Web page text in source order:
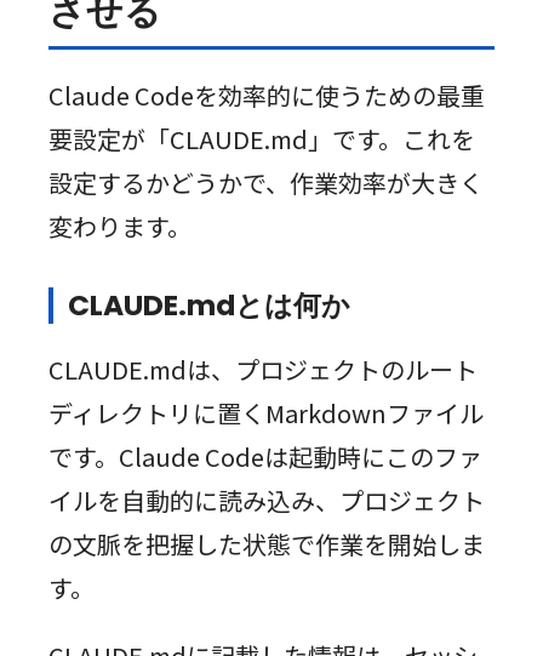
させる
Claude Codeを効率的に使うための最重
要設定が「CLAUDE.md」です。これを
設定するかどうかで、作業効率が大きく
変わります。
CLAUDE.mdとは何か
CLAUDE.mdは、プロジェクトのルート
ディレクトリに置くMarkdownファイル
です。Claude Codeは起動時にこのファ
イルを自動的に読み込み、プロジェクト
の文脈を把握した状態で作業を開始しま
す。